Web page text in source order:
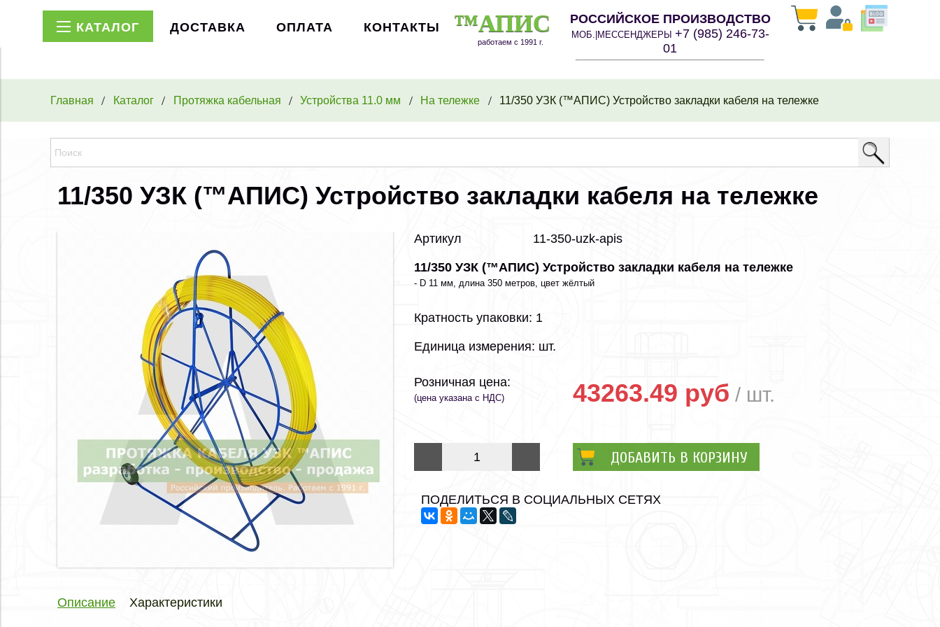
КАТАЛОГ ДОСТАВКА ОПЛАТА КОНТАКТЫ ™АПИС
работаем с 1991 г.
РОССИЙСКОЕ ПРОИЗВОДСТВО
МОБ.|МЕССЕНДЖЕРЫ +7 (985) 246-73-
01
Главная Каталог Протяжка кабельная Устройства 11.0 мм На тележке 11/350 УЗК (™АПИС) Устройство закладки кабеля на тележке
11/350 УЗК (™АПИС) Устройство закладки кабеля на тележке
Артикул 11-350-uzk-apis
11/350 УЗК (™АПИС) Устройство закладки кабеля на тележке
- D 11 мм, длина 350 метров, цвет жёлтый
Кратность упаковки: 1
Единица измерения: шт.
Розничная цена:
(цена указана с НДС) 43263.49 руб
ДОБАВИТЬ В КОРЗИНУ
ПОДЕЛИТЬСЯ В СОЦИАЛЬНЫХ СЕТЯХ
Описание Характеристики